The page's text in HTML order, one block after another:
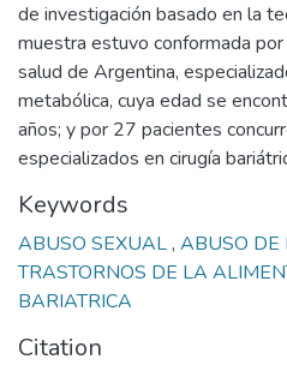
de investigación basado en la
muestra estuvo conformada
salud de Argentina,
metabólica, cuya edad se
años; y por 27 pacientes
especializados en cirugía
Keywords
ABUSO SEXUAL, ABUSO DE
TRASTORNOS DE LA
BARIATRICA
Citation